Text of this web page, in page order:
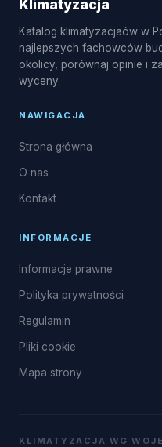
freonowego oraz
Klimatyzacja
Katalog klimatyzacjaów w
najlepszych fachowców
okolicy, porównaj opinie i
wyceny.
NAWIGACJA
Strona główna
O nas
Kontakt
INFORMACJE
Informacje prawne
Polityka prywatności
Regulamin
Pliki cookie
Mapa strony
KLIMATYZACJA WG